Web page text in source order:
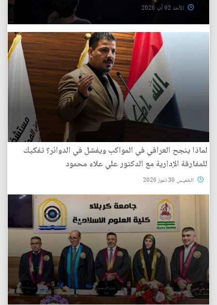
الأحد 02 آب 2026
لماذا ينجح العراقي في المواكب ويفشل في الدوائر؟ تفكيك
للمفارقة الإدارية مع الدكتور علي علاء محمود
الخميس 30 تموز 2026